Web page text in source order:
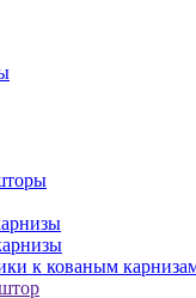
к кованым